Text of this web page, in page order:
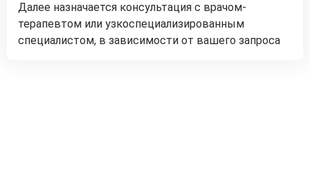
Далее назначается консультация с врачом-
терапевтом или узкоспециализированным
специалистом, в зависимости от вашего запроса